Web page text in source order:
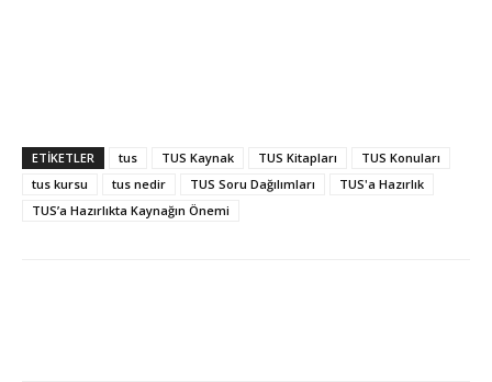
ETIKETLER tus TUS Kaynak TUS Kitapları
TUS Konuları
tus kursu
tus nedir TUS Soru Dağılımları
TUS'a Hazırlık
TUS’a Hazırlıkta Kaynağın Önemi